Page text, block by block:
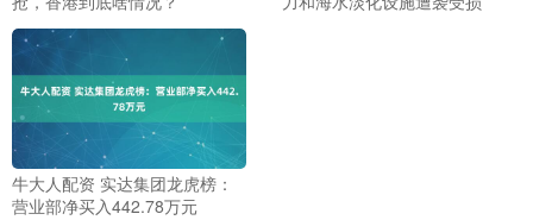
牛大人配资 实达集团龙虎榜：
营业部净买入442.78万元